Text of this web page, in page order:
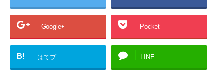
Google+ Pocket
B! はてブ LINE